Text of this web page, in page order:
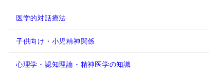
医学的対話療法
子供向け・小児精神関係
心理学・認知理論・精神医学の知識